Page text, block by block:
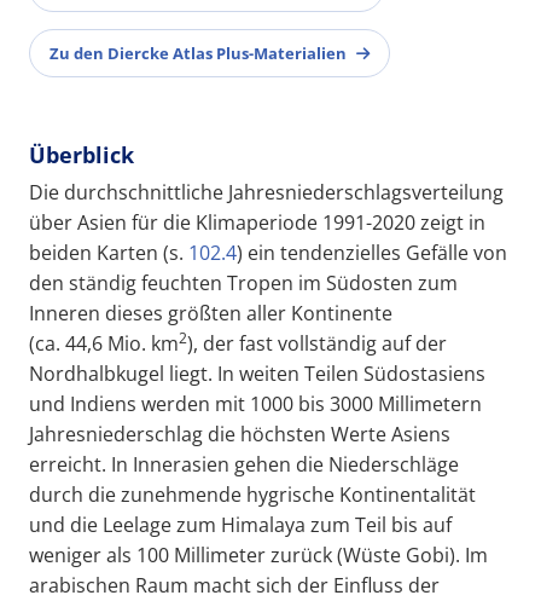
Zu den Diercke Atlas Plus-Materialien
Überblick
Die durchschnittliche Jahresniederschlagsverteilung
über Asien für die Klimaperiode 1991-2020 zeigt in
beiden Karten (s. 102.4) ein tendenzielles Gefälle von
den ständig feuchten Tropen im Südosten zum
Inneren dieses größten aller Kontinente
(ca. 44,6 Mio. km2), der fast vollständig auf der
Nordhalbkugel liegt. In weiten Teilen Südostasiens
und Indiens werden mit 1000 bis 3000 Millimetern
Jahresniederschlag die höchsten Werte Asiens
erreicht. In Innerasien gehen die Niederschläge
durch die zunehmende hygrische Kontinentalität
und die Leelage zum Himalaya zum Teil bis auf
weniger als 100 Millimeter zurück (Wüste Gobi). Im
arabischen Raum macht sich der Einfluss der